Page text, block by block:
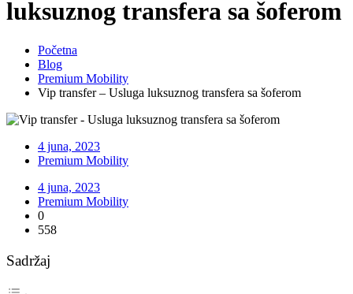
luksuznog transfera sa šoferom
Početna
Blog
Premium Mobility
Vip transfer – Usluga luksuznog transfera sa šoferom
4 juna, 2023
Premium Mobility
4 juna, 2023
Premium Mobility
0
558
Sadržaj